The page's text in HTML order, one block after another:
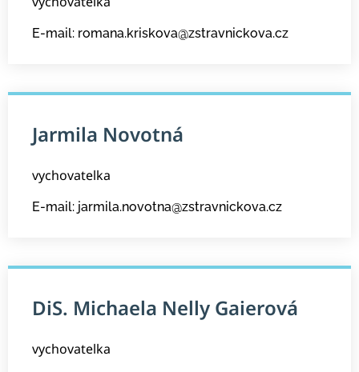
E-mail: romana.kriskova@zstravnickova.cz
Jarmila Novotná
vychovatelka
E-mail: jarmila.novotna@zstravnickova.cz
DiS. Michaela Nelly Gaierová
vychovatelka